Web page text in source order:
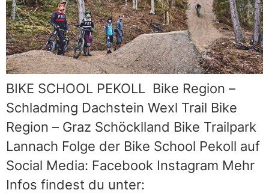
BIKE SCHOOL PEKOLL Bike Region –
Schladming Dachstein Wexl Trail Bike
Region – Graz Schöcklland Bike Trailpark
Lannach Folge der Bike School Pekoll auf
Social Media: Facebook Instagram Mehr
Infos findest du unter: